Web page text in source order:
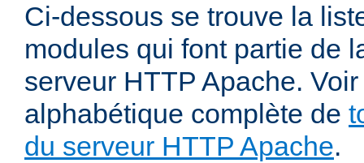
Ci-dessous se trouve la
modules qui font partie de
serveur HTTP Apache.
alphabétique complète de
du serveur HTTP Apache.